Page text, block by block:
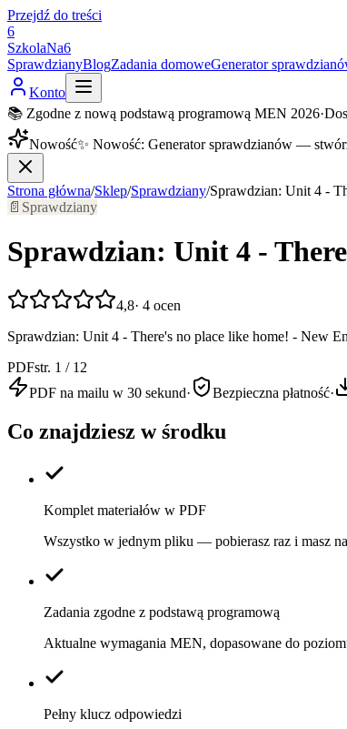
Przejdź do treści
6
SzkolaNa6
SprawdzianyBlogZadania domoweGenerator
Konto
📚 Zgodne z nową podstawą programową MEN 2026·
Nowość✨ Nowość: Generator sprawdzianów —
Strona główna/Sklep/Sprawdziany/Sprawdzian: Unit 4 -
📄 Sprawdziany
Sprawdzian: Unit 4 -
4,8· 4 ocen
Sprawdzian: Unit 4 - There's no place like home! - New
PDFstr. 1 / 12
PDF na mailu w 30 sekund· Bezpieczna płatność·
Co znajdziesz w środku
Komplet materiałów w PDF
Wszystko w jednym pliku — pobierasz raz i masz
Zadania zgodne z podstawą programową
Aktualne wymagania MEN, dopasowane do
Pełny klucz odpowiedzi